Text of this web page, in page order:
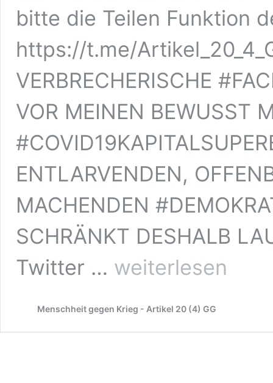
bitte die Teilen Funktion
https://t.me/
VERBRECHERISCHE
VOR MEINEN BEWUSST
ENTLARVENDEN,
MACHENDEN
SCHRÄNKT DESHALB
Twitter …
VERBRECHERISCHER
FACEBOOKKONZERN
VOR
BEWUSST
weiterlesen
Menschheit gegen Krieg - Artikel 20 (4) GG